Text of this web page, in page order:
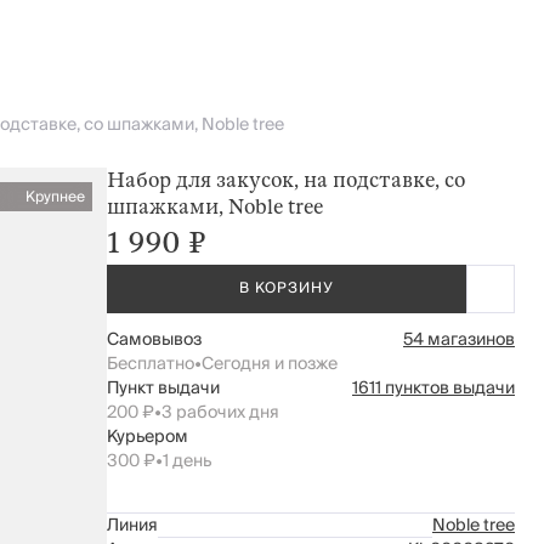
со шпажками, Noble tree
Крупнее
Набор для закусок, на подставке, со
шпажками, Noble tree
1 990 ₽
В КОРЗИНУ
Самовывоз
54 магазинов
Бесплатно•Сегодня и позже
Пункт выдачи
1611 пунктов выдачи
200 ₽•3 рабочих дня
Курьером
300 ₽•1 день
Линия
Noble tree